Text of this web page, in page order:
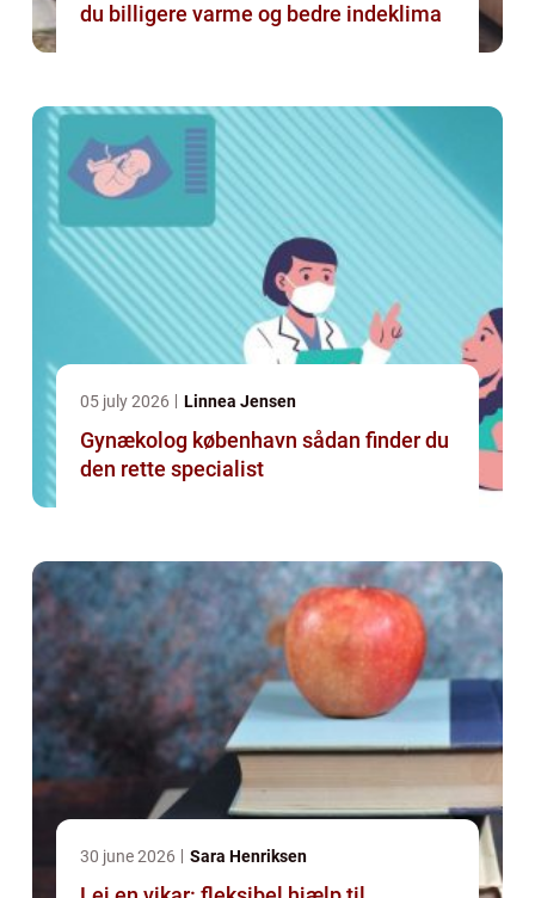
du billigere varme og bedre indeklima
05 july 2026 Linnea Jensen
Gynækolog københavn sådan finder du
den rette specialist
30 june 2026 Sara Henriksen